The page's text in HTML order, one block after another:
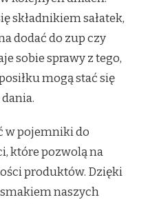
składnikiem sałatek,
dodać do zup czy
sobie sprawy z tego,
mogą stać się
w pojemniki do
które pozwolą na
produktów. Dzięki
naszych